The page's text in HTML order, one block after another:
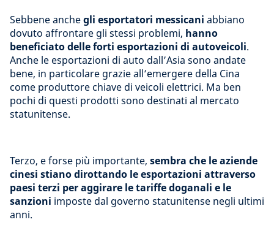
Sebbene anchegli esportatori messicani abbiano
dovuto affrontare gli stessi problemi, hanno
beneficiato delle forti esportazioni di autoveicoli.
Anche le esportazioni di auto dall’Asia sono andate
bene, in particolare grazie all’emergere della Cina
come produttore chiave di veicoli elettrici. Ma ben
pochi di questi prodotti sono destinati al mercato
statunitense.
Terzo, e forse più importante, sembra che le aziende
cinesi stiano dirottando le esportazioni attraverso
paesi terzi per aggirare le tariffe doganali e le
sanzioni imposte dal governo statunitense negli ultimi
anni.